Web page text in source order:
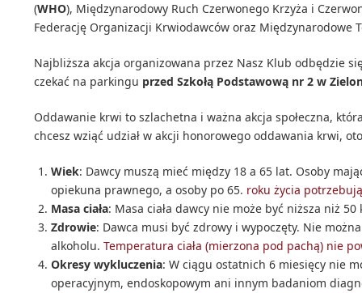
(WHO), Międzynarodowy Ruch Czerwonego Krzyża i
Federację Organizacji Krwiodawców oraz Międzynarodowe
Najbliższa akcja organizowana przez Nasz Klub odbędzie
czekać na parkingu przed Szkołą Podstawową nr 2 w
Oddawanie krwi to szlachetna i ważna akcja społeczna,
chcesz wziąć udział w akcji honorowego oddawania krwi,
Wiek: Dawcy muszą mieć między 18 a 65 lat. Osoby
opiekuna prawnego, a osoby po 65. roku życia
Masa ciała: Masa ciała dawcy nie może być niższa niż 50
Zdrowie: Dawca musi być zdrowy i wypoczęty. Nie
alkoholu. Temperatura ciała (mierzona pod pachą) nie
Okresy wykluczenia: W ciągu ostatnich 6 miesięcy nie
operacyjnym, endoskopowym ani innym badaniom